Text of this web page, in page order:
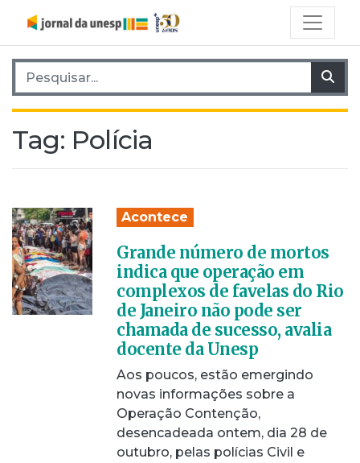
Pesquisar por:
Tag: Polícia
Acontece
Grande número de mortos
indica que operação em
complexos de favelas do Rio
de Janeiro não pode ser
chamada de sucesso, avalia
docente da Unesp
Aos poucos, estão emergindo
novas informações sobre a
Operação Contenção,
desencadeada ontem, dia 28 de
outubro, pelas polícias Civil e